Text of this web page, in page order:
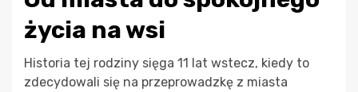
życia na wsi
Historia tej rodziny sięga 11 lat wstecz, kiedy to
zdecydowali się na przeprowadzkę z miasta